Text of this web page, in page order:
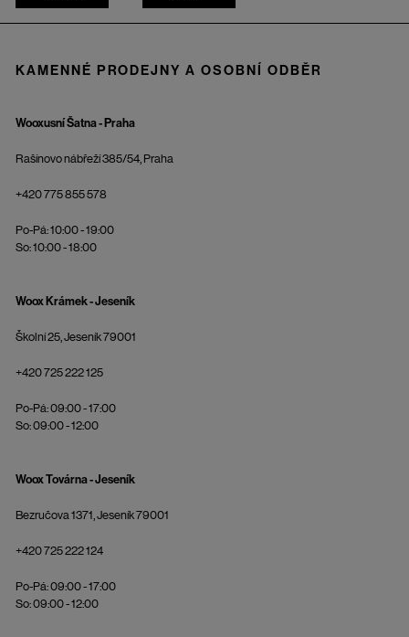
KAMENNÉ PRODEJNY A OSOBNÍ ODBĚR
Wooxusní Šatna - Praha
Rašínovo nábřeží 385/54, Praha
+420 775 855 578
Po-Pá: 10:00 - 19:00
So: 10:00 - 18:00
Woox Krámek - Jeseník
Školní 25, Jeseník 79001
+420 725 222 125
Po-Pá: 09:00 - 17:00
So: 09:00 - 12:00
Woox Továrna - Jeseník
Bezručova 1371, Jeseník 79001
+420 725 222 124
Po-Pá: 09:00 - 17:00
So: 09:00 - 12:00